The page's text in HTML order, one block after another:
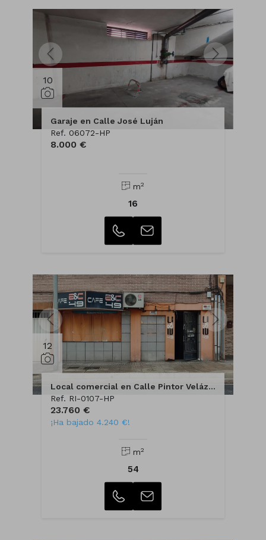
10
Garaje en Calle José Luján
Ref. 06072-HP
8.000 €
m2
16
12
Local comercial en Calle Pintor Velázquez
Ref. RI-0107-HP
23.760 €
¡Ha bajado 4.240 €!
m2
54